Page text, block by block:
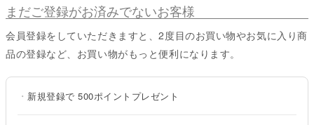
まだご登録がお済みでないお客様
会員登録をしていただきますと、2度目のお買い物やお気に入り商
品の登録など、お買い物がもっと便利になります。
・ 新規登録で500ポイント プレゼント